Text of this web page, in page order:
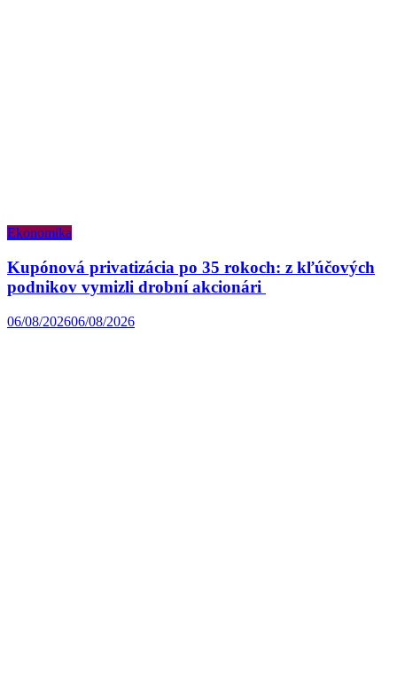
Ekonomika
Kupónová privatizácia po 35 rokoch: z kľúčových
podnikov vymizli drobní akcionári
06/08/202606/08/2026